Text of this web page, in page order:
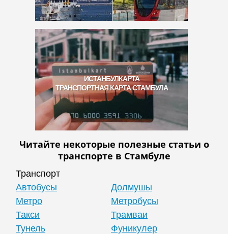
ИСТАНБУЛКАРТА
ТРАНСПОРТНАЯ КАРТА СТАМБУЛА
Читайте некоторые полезные статьи о
транспорте в Стамбуле
Транспорт
Автобусы
Долмушы
Метро
Метробусы
Такси
Трамваи
Тунель
Фуникулер